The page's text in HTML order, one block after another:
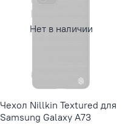
Нет в наличии
Чехол Nillkin Textured для
Samsung Galaxy A73